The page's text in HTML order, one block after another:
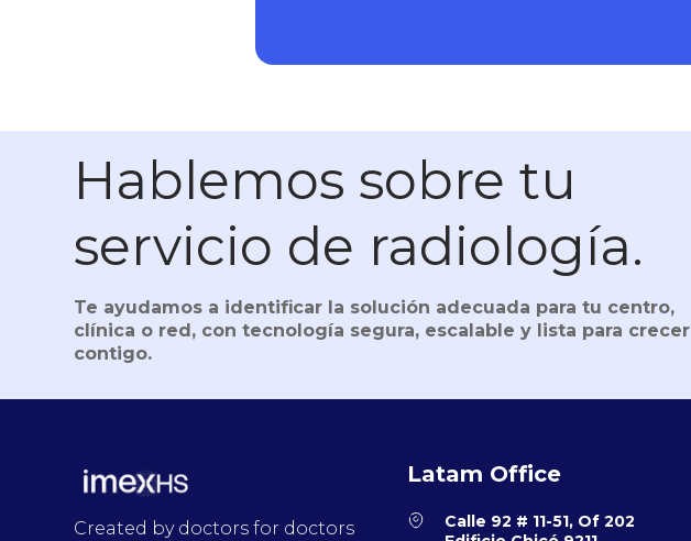
Hablemos sobre tu
servicio de radiología.
Te ayudamos a identificar la solución adecuada para tu centro,
clínica o red, con tecnología segura, escalable y lista para crecer
contigo.
Created by doctors for doctors
Latam Office
Calle 92 # 11-51, Of 202